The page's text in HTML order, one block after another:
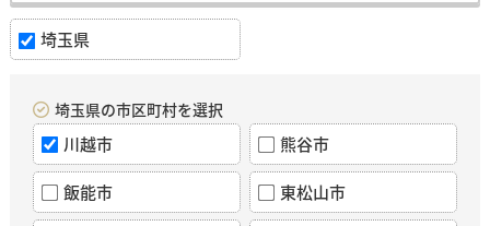
埼玉県
埼玉県の市区町村を選択
川越市 熊谷市
飯能市 東松山市